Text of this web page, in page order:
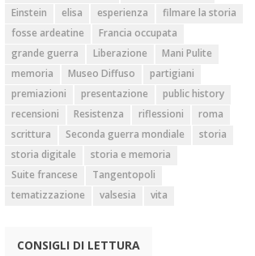
Einstein
elisa esperienza
filmare la storia
fosse ardeatine
Francia occupata
grande guerra
Liberazione
Mani Pulite
memoria
Museo Diffuso
partigiani
premiazioni
presentazione
public history
recensioni
Resistenza riflessioni
roma
scrittura
Seconda guerra mondiale
storia
storia digitale
storia e memoria
Suite francese
Tangentopoli
tematizzazione
valsesia vita
CONSIGLI DI LETTURA